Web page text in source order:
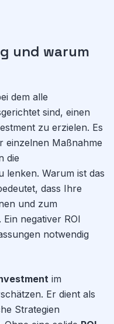
und warum
dem alle
sind, einen
zu erzielen. Es
einzelnen Maßnahme
die
lenken. Warum ist das
dass Ihre
und zum
negativer ROI
notwendig
im
Er dient als
Strategien